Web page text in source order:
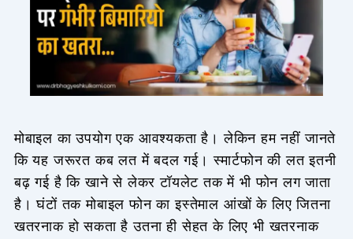
मोबाइल का उपयोग एक आवश्यकता है। लेकिन हम नहीं जानते
कि यह जरूरत कब लत में बदल गई। स्मार्टफोन की लत इतनी
बढ़ गई है कि खाने से लेकर टॉयलेट तक में भी फोन लग जाता
है। घंटों तक मोबाइल फोन का इस्तेमाल आंखों के लिए जितना
खतरनाक हो सकता है उतना ही सेहत के लिए भी खतरनाक